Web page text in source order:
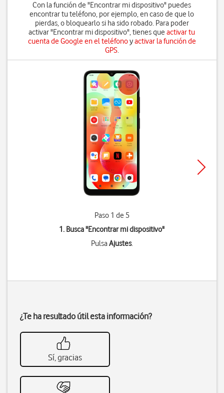
Con la función de "Encontrar mi dispositivo" puedes
encontrar tu teléfono, por ejemplo, en caso de que lo
pierdas, o bloquearlo si ha sido robado. Para poder
activar "Encontrar mi dispositivo", tienes queactivar tu
cuenta de Google en el teléfonoyactivar la función de
GPS.
Paso 1 de 5
1. Busca "Encontrar mi dispositivo"
PulsaAjustes.
¿Te ha resultado útil esta información?
Sí, gracias